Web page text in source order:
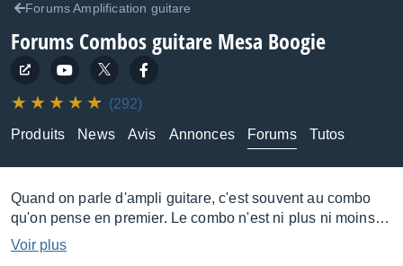
Forums Amplification guitare
Forums Combos guitare Mesa Boogie
(292)
Produits
News Avis Annonces Forums Tutos
Quand on parle d'ampli guitare, c'est souvent au combo
qu'on pense en premier. Le combo n'est ni plus ni moins
que la combinaison au sein d'un même appareil d'un
préampli, d'un ampli de puissance et d'un baffle : bref, tout
Voir plus